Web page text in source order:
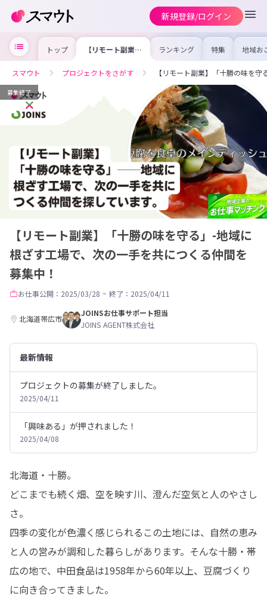
新規登録/ログイン
トップ 【リモート副業】
「十勝の味を守
す工場で、次の一
手を共につくる仲
ランキング 特集 地域お
の求
を集め
事内容
を比較
けよう
スマウト プロジェクトをさがす 【リモート副業】「十勝の味を
募集終了
【リモート副業】「十勝の味を守る」-地域に
根ざす工場で、次の一手を共につくる仲間を
募集中！
お仕事公開：2025/03/28 ~ 終了：2025/04/11
北海道帯広市
JOINSお仕事サポート担当
JOINS AGENT株式会社
最新情報
プロジェクトの募集が終了しました。
2025/04/11
「興味ある」が押されました！
2025/04/08
北海道・十勝。
どこまでも続く畑、空を映す川、澄んだ空気と人のやさし
さ。
四季の変化が色濃く感じられるこの土地には、自然の恵み
と人の営みが調和した暮らしがあります。そんな十勝・帯
広の地で、中田食品は1958年から60年以上、豆腐づくり
に向き合ってきました。